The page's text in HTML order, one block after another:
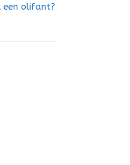
een olifant?